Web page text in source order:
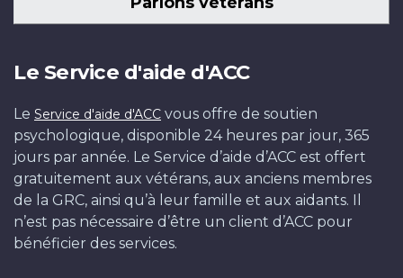
Le Service d'aide d'ACC
Le Service d'aide d'ACC vous offre de soutien
psychologique, disponible 24 heures par jour, 365
jours par année. Le Service d’aide d’ACC est offert
gratuitement aux vétérans, aux anciens membres
de la GRC, ainsi qu’à leur famille et aux aidants. Il
n’est pas nécessaire d’être un client d’ACC pour
bénéficier des services.